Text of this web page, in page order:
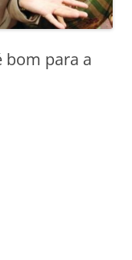
bom para a